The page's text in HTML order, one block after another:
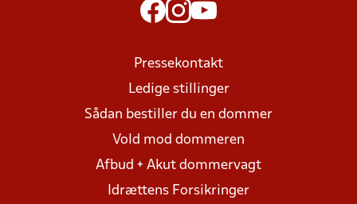
Pressekontakt
Ledige stillinger
Sådan bestiller du en dommer
Vold mod dommeren
Afbud + Akut dommervagt
Idrættens Forsikringer